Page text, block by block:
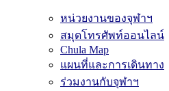
หน่วยงานของจุฬาฯ
สมุดโทรศัพท์ออนไลน์
Chula Map
แผนที่และการเดินทาง
ร่วมงานกับจุฬาฯ